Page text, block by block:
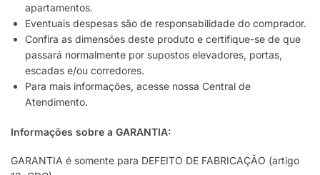
apartamentos.
Eventuais despesas são de responsabilidade do comprador.
Confira as dimensões deste produto e certifique-se de que
passará normalmente por supostos elevadores, portas,
escadas e/ou corredores.
Para mais informações, acesse nossa Central de
Atendimento.
Informações sobre a GARANTIA:
GARANTIA é somente para DEFEITO DE FABRICAÇÃO (artigo